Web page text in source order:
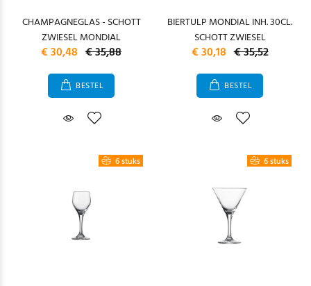
CHAMPAGNEGLAS - SCHOTT
ZWIESEL MONDIAL
€ 30,48 € 35,88
BESTEL
BIERTULP MONDIAL INH. 30CL.
SCHOTT ZWIESEL
€ 30,18 € 35,52
BESTEL
6 stuks 6 stuks